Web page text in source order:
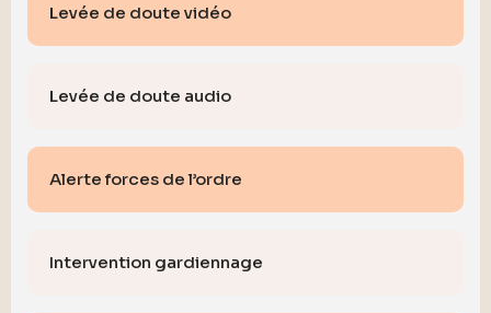
Levée de doute vidéo
Levée de doute audio
Alerte forces de l’ordre
Intervention gardiennage